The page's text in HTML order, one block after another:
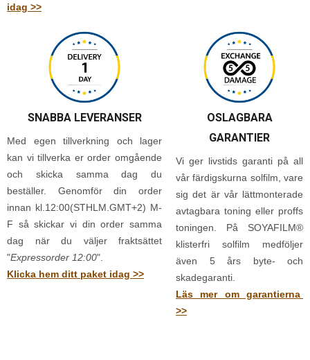
idag >>
SNABBA LEVERANSER
Med egen tillverkning och lager
kan vi tillverka er order omgående
och skicka samma dag du
beställer. Genomför din order
innan kl.12:00(STHLM.GMT+2) M-
F så skickar vi din order samma
dag när du väljer fraktsättet
"Expressorder 12:00".
Klicka hem ditt paket idag >>
OSLAGBARA
GARANTIER
Vi ger livstids garanti på all
vår färdigskurna solfilm, vare
sig det är vår lättmonterade
avtagbara toning eller proffs
toningen. På SOYAFILM®
klisterfri solfilm medföljer
även 5 års byte- och
skadegaranti.
Läs mer om garantierna
>>